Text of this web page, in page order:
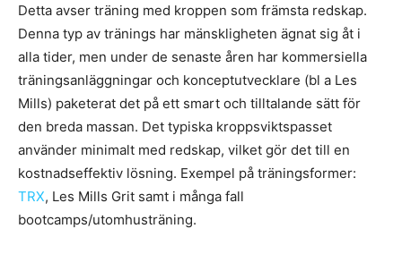
Detta avser träning med kroppen som främsta redskap.
Denna typ av tränings har mänskligheten ägnat sig åt i
alla tider, men under de senaste åren har kommersiella
träningsanläggningar och konceptutvecklare (bl a Les
Mills) paketerat det på ett smart och tilltalande sätt för
den breda massan. Det typiska kroppsviktspasset
använder minimalt med redskap, vilket gör det till en
kostnadseffektiv lösning. Exempel på träningsformer:
TRX, Les Mills Grit samt i många fall
bootcamps/utomhusträning.